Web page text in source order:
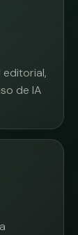
editorial,
de IA